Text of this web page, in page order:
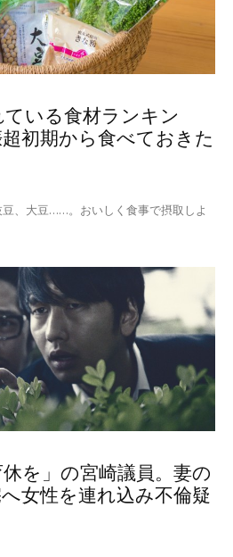
いる食材ランキン
初期から食べておきた
、大豆……。おいしく食事で摂取しよ
休を」の宮崎議員。妻の
女性を連れ込み不倫疑